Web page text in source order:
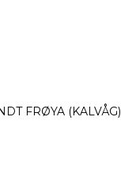
FRØYA (KALVÅG)